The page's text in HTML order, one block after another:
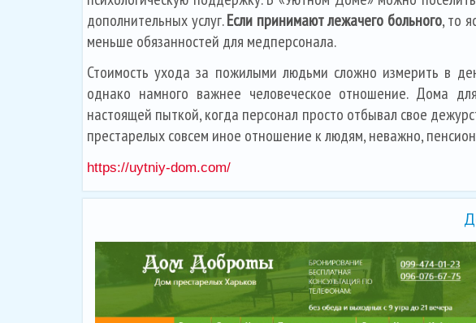
дополнительных услуг.Если принимают лежачего больного, то
меньше обязанностей для медперсонала.
Стоимость ухода за пожилыми людьми сложно измерить в
однако намного важнее человеческое отношение. Дома
настоящей пыткой, когда персонал просто отбывал свое
престарелых совсем иное отношение к людям, неважно,
https://uytniy-dom.com/